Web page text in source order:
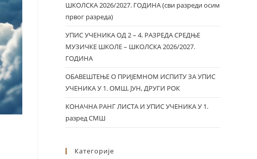
ШКОЛСКА 2026/2027. ГОДИНА (сви разреди осим
првог разреда)
УПИС УЧЕНИКА ОД 2 – 4. РАЗРЕДА СРЕДЊЕ
МУЗИЧКЕ ШКОЛЕ – ШКОЛСКА 2026/2027.
ГОДИНА
ОБАВЕШТЕЊЕ О ПРИЈЕМНОМ ИСПИТУ ЗА УПИС
УЧЕНИКА У 1. ОМШ, ЈУН, ДРУГИ РОК
КОНАЧНА РАНГ ЛИСТА И УПИС УЧЕНИКА У 1.
разред СМШ
Категорије